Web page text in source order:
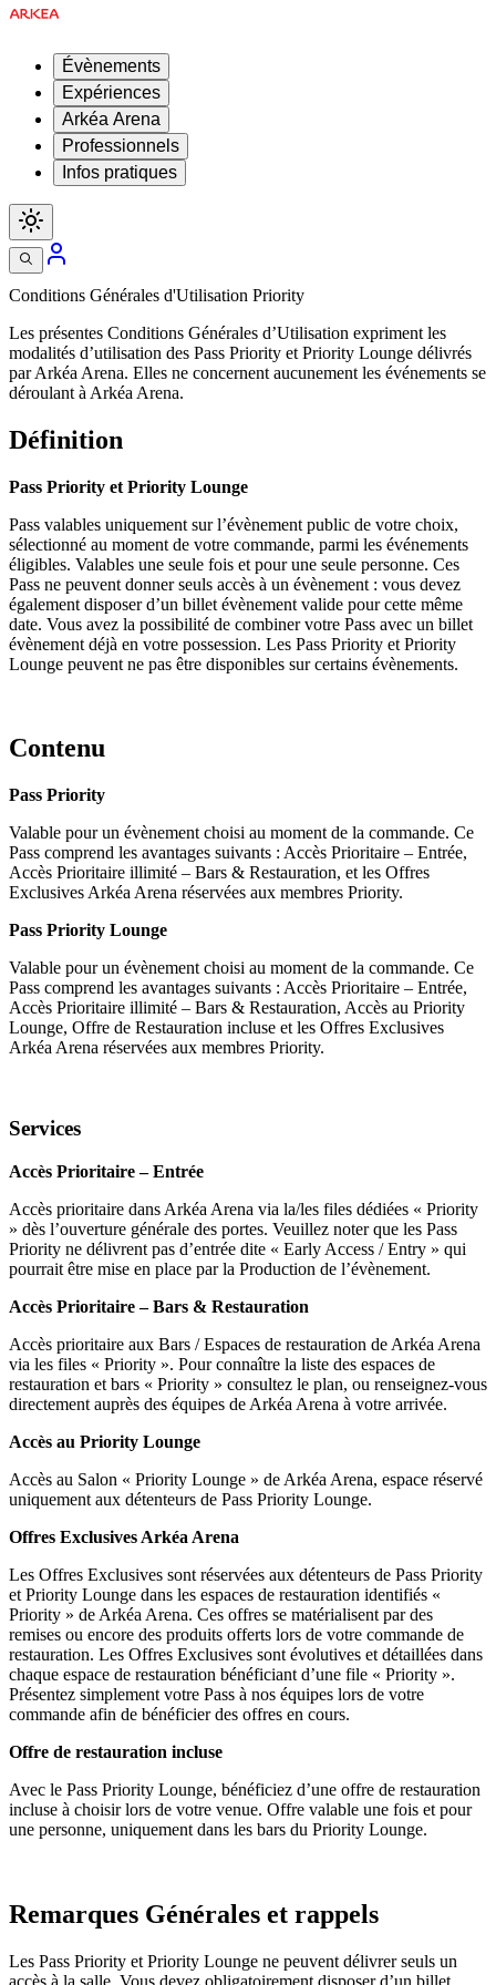
Évènements
Expériences
Arkéa Arena
Professionnels
Infos pratiques
Conditions Générales d'Utilisation Priority
Les présentes Conditions Générales d’Utilisation expriment les
modalités d’utilisation des Pass Priority et Priority Lounge délivrés
par Arkéa Arena. Elles ne concernent aucunement les événements se
déroulant à Arkéa Arena.
Définition
Pass Priority et Priority Lounge
Pass valables uniquement sur l’évènement public de votre choix,
sélectionné au moment de votre commande, parmi les événements
éligibles. Valables une seule fois et pour une seule personne. Ces
Pass ne peuvent donner seuls accès à un évènement : vous devez
également disposer d’un billet évènement valide pour cette même
date. Vous avez la possibilité de combiner votre Pass avec un billet
évènement déjà en votre possession. Les Pass Priority et Priority
Lounge peuvent ne pas être disponibles sur certains évènements.
Contenu
Pass Priority
Valable pour un évènement choisi au moment de la commande. Ce
Pass comprend les avantages suivants : Accès Prioritaire – Entrée,
Accès Prioritaire illimité – Bars & Restauration, et les Offres
Exclusives Arkéa Arena réservées aux membres Priority.
Pass Priority Lounge
Valable pour un évènement choisi au moment de la commande. Ce
Pass comprend les avantages suivants : Accès Prioritaire – Entrée,
Accès Prioritaire illimité – Bars & Restauration, Accès au Priority
Lounge, Offre de Restauration incluse et les Offres Exclusives
Arkéa Arena réservées aux membres Priority.
Services
Accès Prioritaire – Entrée
Accès prioritaire dans Arkéa Arena via la/les files dédiées « Priority
» dès l’ouverture générale des portes. Veuillez noter que les Pass
Priority ne délivrent pas d’entrée dite « Early Access / Entry » qui
pourrait être mise en place par la Production de l’évènement.
Accès Prioritaire – Bars & Restauration
Accès prioritaire aux Bars / Espaces de restauration de Arkéa Arena
via les files « Priority ». Pour connaître la liste des espaces de
restauration et bars « Priority » consultez le plan, ou renseignez-vous
directement auprès des équipes de Arkéa Arena à votre arrivée.
Accès au Priority Lounge
Accès au Salon « Priority Lounge » de Arkéa Arena, espace réservé
uniquement aux détenteurs de Pass Priority Lounge.
Offres Exclusives Arkéa Arena
Les Offres Exclusives sont réservées aux détenteurs de Pass Priority
et Priority Lounge dans les espaces de restauration identifiés «
Priority » de Arkéa Arena. Ces offres se matérialisent par des
remises ou encore des produits offerts lors de votre commande de
restauration. Les Offres Exclusives sont évolutives et détaillées dans
chaque espace de restauration bénéficiant d’une file « Priority ».
Présentez simplement votre Pass à nos équipes lors de votre
commande afin de bénéficier des offres en cours.
Offre de restauration incluse
Avec le Pass Priority Lounge, bénéficiez d’une offre de restauration
incluse à choisir lors de votre venue. Offre valable une fois et pour
une personne, uniquement dans les bars du Priority Lounge.
Remarques Générales et rappels
Les Pass Priority et Priority Lounge ne peuvent délivrer seuls un
accès à la salle. Vous devez obligatoirement disposer d’un billet